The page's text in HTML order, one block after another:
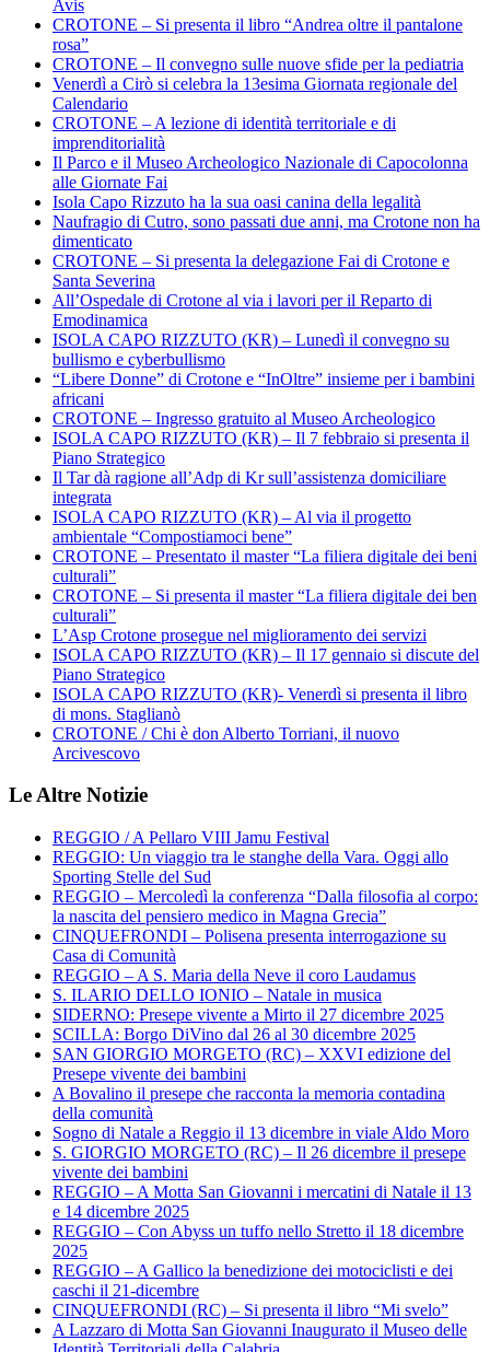
Avis
CROTONE – Si presenta il libro “Andrea oltre il pantalone
rosa”
CROTONE – Il convegno sulle nuove sfide per la pediatria
Venerdì a Cirò si celebra la 13esima Giornata regionale del
Calendario
CROTONE – A lezione di identità territoriale e di
imprenditorialità
Il Parco e il Museo Archeologico Nazionale di Capocolonna
alle Giornate Fai
Isola Capo Rizzuto ha la sua oasi canina della legalità
Naufragio di Cutro, sono passati due anni, ma Crotone non ha
dimenticato
CROTONE – Si presenta la delegazione Fai di Crotone e
Santa Severina
All’Ospedale di Crotone al via i lavori per il Reparto di
Emodinamica
ISOLA CAPO RIZZUTO (KR) – Lunedì il convegno su
bullismo e cyberbullismo
“Libere Donne” di Crotone e “InOltre” insieme per i bambini
africani
CROTONE – Ingresso gratuito al Museo Archeologico
ISOLA CAPO RIZZUTO (KR) – Il 7 febbraio si presenta il
Piano Strategico
Il Tar dà ragione all’Adp di Kr sull’assistenza domiciliare
integrata
ISOLA CAPO RIZZUTO (KR) – Al via il progetto
ambientale “Compostiamoci bene”
CROTONE – Presentato il master “La filiera digitale dei beni
culturali”
CROTONE – Si presenta il master “La filiera digitale dei ben
culturali”
L’Asp Crotone prosegue nel miglioramento dei servizi
ISOLA CAPO RIZZUTO (KR) – Il 17 gennaio si discute del
Piano Strategico
ISOLA CAPO RIZZUTO (KR)- Venerdì si presenta il libro
di mons. Staglianò
CROTONE / Chi è don Alberto Torriani, il nuovo
Arcivescovo
Le Altre Notizie
REGGIO / A Pellaro VIII Jamu Festival
REGGIO: Un viaggio tra le stanghe della Vara. Oggi allo
Sporting Stelle del Sud
REGGIO – Mercoledì la conferenza “Dalla filosofia al corpo:
la nascita del pensiero medico in Magna Grecia”
CINQUEFRONDI – Polisena presenta interrogazione su
Casa di Comunità
REGGIO – A S. Maria della Neve il coro Laudamus
S. ILARIO DELLO IONIO – Natale in musica
SIDERNO: Presepe vivente a Mirto il 27 dicembre 2025
SCILLA: Borgo DiVino dal 26 al 30 dicembre 2025
SAN GIORGIO MORGETO (RC) – XXVI edizione del
Presepe vivente dei bambini
A Bovalino il presepe che racconta la memoria contadina
della comunità
Sogno di Natale a Reggio il 13 dicembre in viale Aldo Moro
S. GIORGIO MORGETO (RC) – Il 26 dicembre il presepe
vivente dei bambini
REGGIO – A Motta San Giovanni i mercatini di Natale il 13
e 14 dicembre 2025
REGGIO – Con Abyss un tuffo nello Stretto il 18 dicembre
2025
REGGIO – A Gallico la benedizione dei motociclisti e dei
caschi il 21-dicembre
CINQUEFRONDI (RC) – Si presenta il libro “Mi svelo”
A Lazzaro di Motta San Giovanni Inaugurato il Museo delle